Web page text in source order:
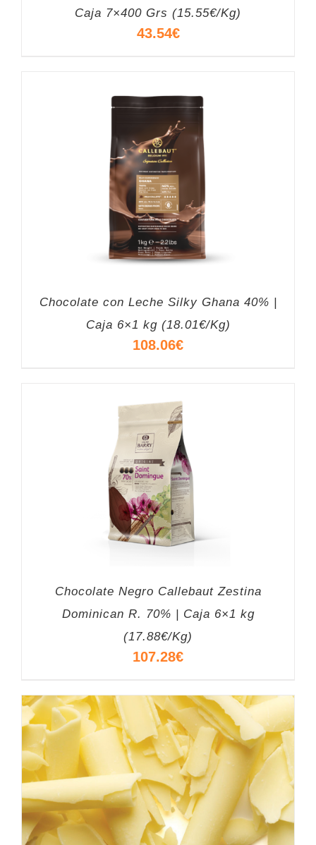
Caja 7×400 Grs (15.55€/Kg)
43.54€
Chocolate con Leche Silky Ghana 40% |
Caja 6×1 kg (18.01€/Kg)
108.06€
Chocolate Negro Callebaut Zestina
Dominican R. 70% | Caja 6×1 kg
(17.88€/Kg)
107.28€